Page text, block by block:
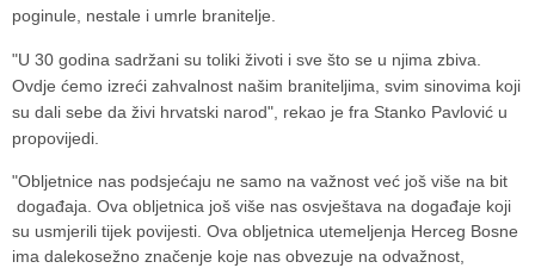
poginule, nestale i umrle branitelje.
"U 30 godina sadržani su toliki životi i sve što se u njima zbiva.
Ovdje ćemo izreći zahvalnost našim braniteljima, svim sinovima koji
su dali sebe da živi hrvatski narod", rekao je fra Stanko Pavlović u
propovijedi.
"Obljetnice nas podsjećaju ne samo na važnost već još više na bit
događaja. Ova obljetnica još više nas osvještava na događaje koji
su usmjerili tijek povijesti. Ova obljetnica utemeljenja Herceg Bosne
ima dalekosežno značenje koje nas obvezuje na odvažnost,